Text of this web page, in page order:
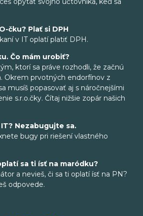
čku? Plať si DPH
v IT oplatí platiť DPH.
Čo mám urobiť?
ktorí sa práve rozhodli, že začnú
Okrem prvotných endorfínov z
musíš popasovať aj s náročnejšími
s.r.o.čky. Čítaj nižšie zopár našich
Nezabugujte sa.
bugy pri riešení vlastného
sa ti ísť na maródku?
a nevieš, či sa ti oplatí ísť na PN?
odpovede.